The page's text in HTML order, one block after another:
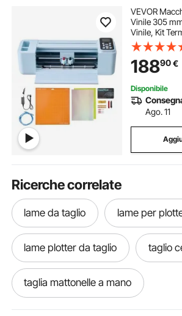
VEVOR
Vinile 305
Vinile, Kit
Accessori
Progettazioni
Compatibile
Windows
18890€
Disponibile
Ago. 11
Ricerche correlate
lame da taglio lame per
lame plotter da taglio taglio
taglia mattonelle a mano